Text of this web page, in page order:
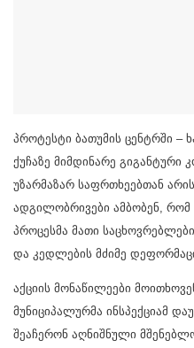
პროტესტი ბათუმის ცენტრში –
ქუჩაზე მიმდინარე გიგანტური
უზარმაზარ საფრთხეებთან
ადგილობრივები ამბობენ, რომ
პროცესმა მათი
და კედლების მძიმე
აქციის მონაწილეები
მუნიციპალურმა ინსპექციამ
შეაჩერონ აღნიშნული